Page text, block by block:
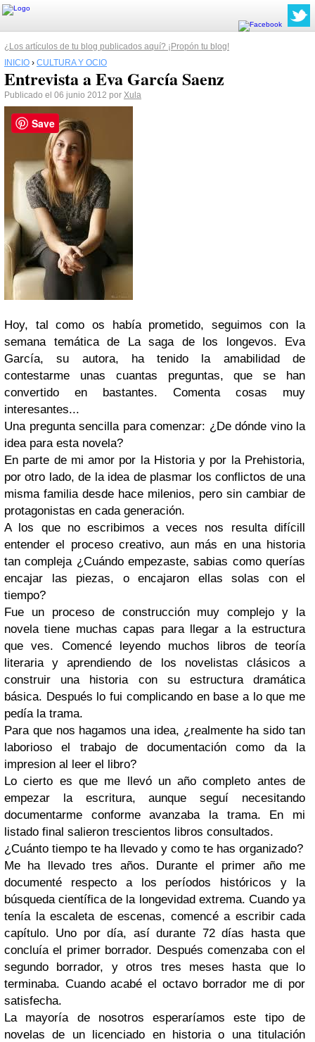
¿Los artículos de tu blog publicados aquí? ¡Propón tu blog!
INICIO › CULTURA Y OCIO
Entrevista a Eva García Saenz
Publicado el 06 junio 2012 por Xula
Hoy, tal como os había prometido, seguimos con la
semana temática de La saga de los longevos. Eva
García, su autora, ha tenido la amabilidad de
contestarme unas cuantas preguntas, que se han
convertido en bastantes. Comenta cosas muy
interesantes...
Una pregunta sencilla para comenzar: ¿De dónde vino la
idea para esta novela?
En parte de mi amor por la Historia y por la Prehistoria,
por otro lado, de la idea de plasmar los conflictos de una
misma familia desde hace milenios, pero sin cambiar de
protagonistas en cada generación.
A los que no escribimos a veces nos resulta difícill
entender el proceso creativo, aun más en una historia
tan compleja ¿Cuándo empezaste, sabias como querías
encajar las piezas, o encajaron ellas solas con el
tiempo?
Fue un proceso de construcción muy complejo y la
novela tiene muchas capas para llegar a la estructura
que ves. Comencé leyendo muchos libros de teoría
literaria y aprendiendo de los novelistas clásicos a
construir una historia con su estructura dramática
básica. Después lo fui complicando en base a lo que me
pedía la trama.
Para que nos hagamos una idea, ¿realmente ha sido tan
laborioso el trabajo de documentación como da la
impresion al leer el libro?
Lo cierto es que me llevó un año completo antes de
empezar la escritura, aunque seguí necesitando
documentarme conforme avanzaba la trama. En mi
listado final salieron trescientos libros consultados.
¿Cuánto tiempo te ha llevado y como te has organizado?
Me ha llevado tres años. Durante el primer año me
documenté respecto a los períodos históricos y la
búsqueda científica de la longevidad extrema. Cuando ya
tenía la escaleta de escenas, comencé a escribir cada
capítulo. Uno por día, así durante 72 días hasta que
concluía el primer borrador. Después comenzaba con el
segundo borrador, y otros tres meses hasta que lo
terminaba. Cuando acabé el octavo borrador me di por
satisfecha.
La mayoría de nosotros esperaríamos este tipo de
novelas de un licenciado en historia o una titulación
Save